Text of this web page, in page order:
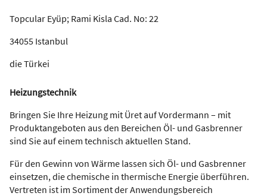
Topcular Eyüp; Rami Kisla Cad. No: 22
34055 Istanbul
die Türkei
Heizungstechnik
Bringen Sie Ihre Heizung mit Üret auf Vordermann – mit
Produktangeboten aus den Bereichen Öl- und Gasbrenner
sind Sie auf einem technisch aktuellen Stand.
Für den Gewinn von Wärme lassen sich Öl- und Gasbrenner
einsetzen, die chemische in thermische Energie überführen.
Vertreten ist im Sortiment der Anwendungsbereich